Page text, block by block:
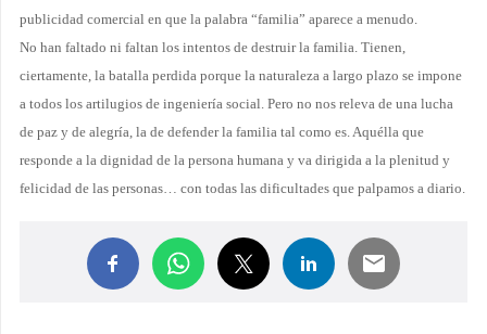
publicidad comercial en que la palabra “familia” aparece a menudo.
No han faltado ni faltan los intentos de destruir la familia. Tienen,
ciertamente, la batalla perdida porque la naturaleza a largo plazo se impone
a todos los artilugios de ingeniería social. Pero no nos releva de una lucha
de paz y de alegría, la de defender la familia tal como es. Aquélla que
responde a la dignidad de la persona humana y va dirigida a la plenitud y
felicidad de las personas… con todas las dificultades que palpamos a diario.